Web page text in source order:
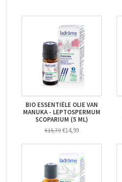
BIO ESSENTIËLE OLIE VAN
MANUKA - LEPTOSPERMUM
SCOPARIUM (5 ML)
€15,79 €14,99